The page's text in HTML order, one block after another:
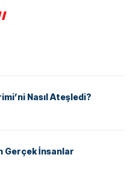
Nasıl Ateşledi?
Gerçek İnsanlar